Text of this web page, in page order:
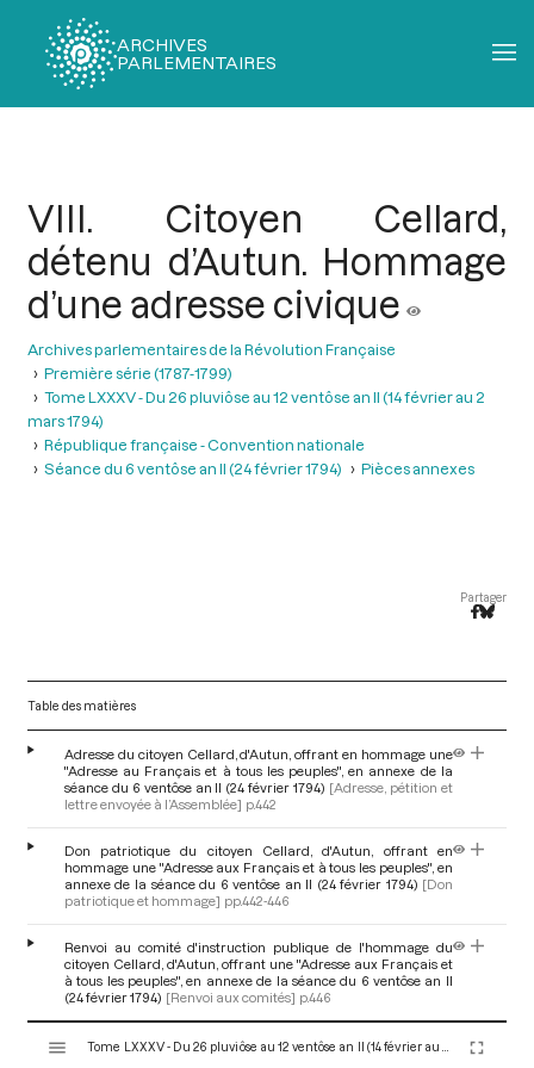
ARCHIVES
PARLEMENTAIRES
VIII. Citoyen Cellard,
détenu d’Autun. Hommage
d’une adresse civique
Archives parlementaires de la Révolution Française
Première série (1787-1799)
Tome LXXXV - Du 26 pluviôse au 12 ventôse an II (14 février au 2
mars 1794)
République française - Convention nationale
Séance du 6 ventôse an II (24 février 1794)
Pièces annexes
Partager
Table des matières
Adresse du citoyen Cellard, d'Autun, offrant en hommage une
"Adresse au Français et à tous les peuples", en annexe de la
séance du 6 ventôse an II (24 février 1794) [Adresse, pétition et
lettre envoyée à l’Assemblée] p.442
Don patriotique du citoyen Cellard, d'Autun, offrant en
hommage une "Adresse aux Français et à tous les peuples", en
annexe de la séance du 6 ventôse an II (24 février 1794) [Don
patriotique et hommage] pp.442-446
Renvoi au comité d'instruction publique de l'hommage du
citoyen Cellard, d'Autun, offrant une "Adresse aux Français et
à tous les peuples", en annexe de la séance du 6 ventôse an II
(24 février 1794) [Renvoi aux comités] p.446